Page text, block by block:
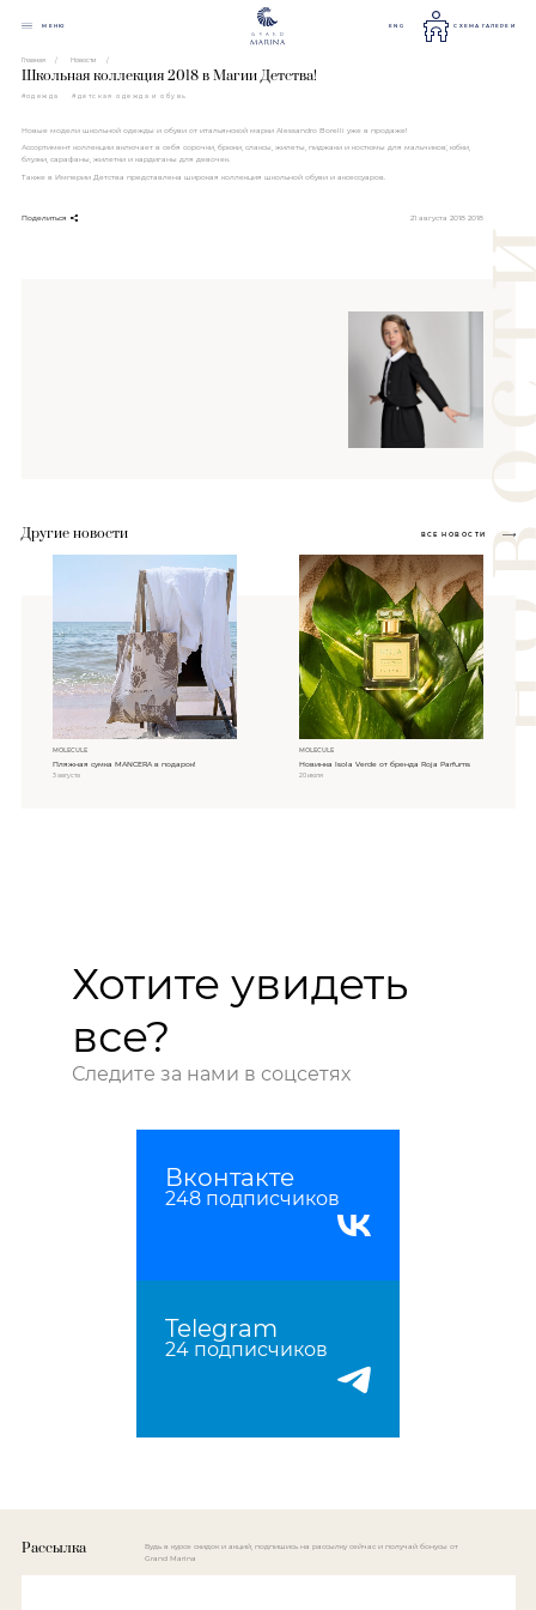
МЕНЮ ENG СХЕМА ГАЛЕРЕИ
Главная Новости
Школьная коллекция 2018 в Магии Детства!
#одежда #детская одежда и обувь
Новые модели школьной одежды и обуви от итальянской марки Alessandro Borelli уже в продаже!
Ассортимент коллекции включает в себя сорочки, брюки, слаксы, жилеты, пиджаки и костюмы для мальчиков; юбки,
блузки, сарафаны, жилетки и кардиганы для девочек.
Также в Империи Детства представлена широкая коллекция школьной обуви и аксессуаров.
Поделиться 21 августа 2018 2018
Другие новости ВСЕ НОВОСТИ
MOLECULE
Пляжная сумка MANCERA в подарок!
3 августа
MOLECULE
Новинка Isola Verde от бренда Roja Parfums
20 июля
Хотите увидеть
все?
Следите за нами в соцсетях
Вконтакте
248 подписчиков
Telegram
24 подписчиков
Рассылка
Будь в курсе скидок и акций, подпишись на рассылку сейчас и получай бонусы от
Grand Marina